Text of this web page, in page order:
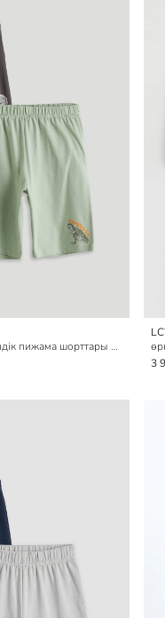
Ұлдарға арналған серпімді белдік пижама шорттары 2 данадан тұратын
3